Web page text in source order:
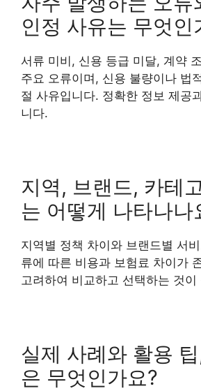
인정 사유는 무엇인
서류 미비, 신용 등급 미달, 계약
주요 오류이며, 신용 불량이나 법
절 사유입니다. 정확한 정보 제공
니다.
지역, 브랜드, 카테
는 어떻게 나타나나
지역별 정책 차이와 브랜드별 서
류에 따른 비용과 보험료 차이가
고려하여 비교하고 선택하는 것이
실제 사례와 활용
은 무엇인가요?